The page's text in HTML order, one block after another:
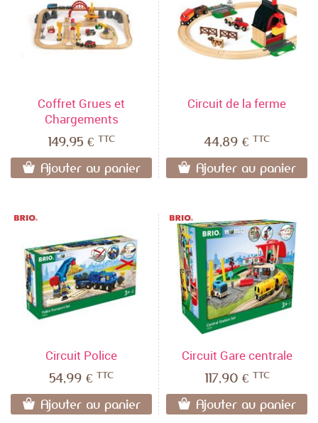
Coffret Grues et
Chargements
149,95 € TTC
Ajouter au panier
Circuit de la ferme
44,89 € TTC
Ajouter au panier
Circuit Police
54,99 € TTC
Ajouter au panier
Circuit Gare centrale
117,90 € TTC
Ajouter au panier